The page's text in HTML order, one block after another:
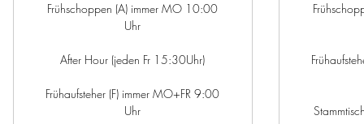
Frühschoppen (A) immer MO 10:00
Uhr
After Hour (jeden Fr 15:30Uhr)
Frühaufsteher (F) immer MO+FR 9:00
Uhr